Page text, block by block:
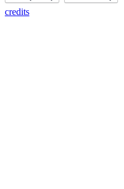
credits